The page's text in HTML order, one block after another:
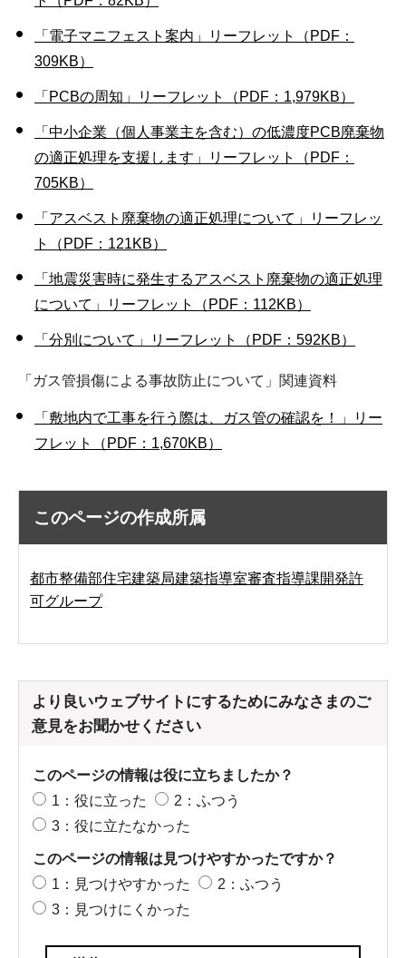
「電子マニフェスト案内」リーフレット（PDF：
309KB）
「PCBの周知」リーフレット（PDF：1,979KB）
「中小企業（個人事業主を含む）の低濃度PCB廃棄物
の適正処理を支援します」リーフレット（PDF：
705KB）
「アスベスト廃棄物の適正処理について」リーフレッ
ト（PDF：121KB）
「地震災害時に発生するアスベスト廃棄物の適正処理
について」リーフレット（PDF：112KB）
「分別について」リーフレット（PDF：592KB）
「ガス管損傷による事故防止について」関連資料
「敷地内で工事を行う際は、ガス管の確認を！」リー
フレット（PDF：1,670KB）
このページの作成所属
都市整備部住宅建築局建築指導室審査指導課開発許
可グループ
より良いウェブサイトにするためにみなさまのご
意見をお聞かせください
このページの情報は役に立ちましたか？
1：役に立った
2：ふつう
3：役に立たなかった
このページの情報は見つけやすかったですか？
1：見つけやすかった
2：ふつう
3：見つけにくかった